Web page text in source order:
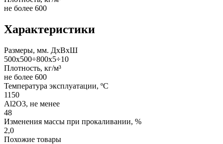
не более 600
Характеристики
Размеры, мм. ДхВхШ
500х500÷800х5÷10
Плотность, кг/м³
не более 600
Температура эксплуатации, ºС
1150
Al2O3, не менее
48
Изменения массы при прокаливании, %
2,0
Похожие товары